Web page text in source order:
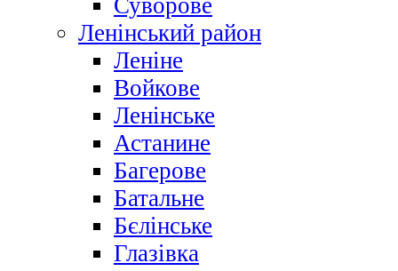
Суворове
Ленінський район
Леніне
Войкове
Ленінське
Астанине
Багерове
Батальне
Бєлінське
Глазівка